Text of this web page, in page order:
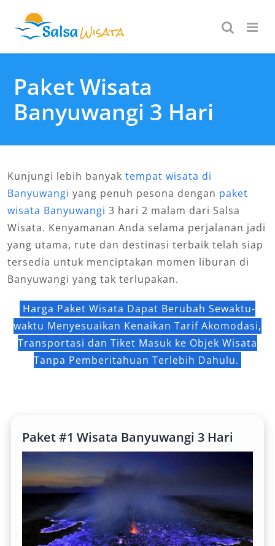
content
Paket Wisata
Banyuwangi 3 Hari
Kunjungi lebih banyak tempat wisata di
Banyuwangi yang penuh pesona dengan paket
wisata Banyuwangi 3 hari 2 malam dari Salsa
Wisata. Kenyamanan Anda selama perjalanan jadi
yang utama, rute dan destinasi terbaik telah siap
tersedia untuk menciptakan momen liburan di
Banyuwangi yang tak terlupakan.
Harga Paket Wisata Dapat Berubah Sewaktu-
waktu Menyesuaikan Kenaikan Tarif Akomodasi,
Transportasi dan Tiket Masuk ke Objek Wisata
Tanpa Pemberitahuan Terlebih Dahulu.
Paket #1 Wisata Banyuwangi 3 Hari